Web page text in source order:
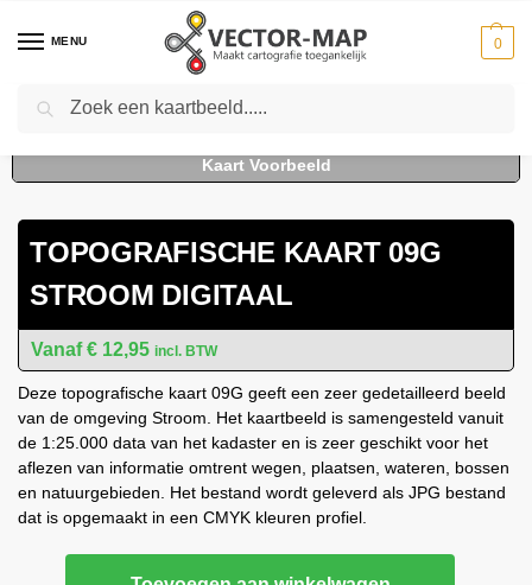
MENU 0
Home Kaarten - Topografische kaarten
TOPOGRAFISCHE KAART 09G
STROOM DIGITAAL
€ 12,95 incl. BTW
Deze topografische kaart 09G geeft een zeer gedetailleerd beeld
van de omgeving Stroom. Het kaartbeeld is samengesteld vanuit
de 1:25.000 data van het kadaster en is zeer geschikt voor het
aflezen van informatie omtrent wegen, plaatsen, wateren, bossen
en natuurgebieden. Het bestand wordt geleverd als JPG bestand
dat is opgemaakt in een CMYK kleuren profiel.